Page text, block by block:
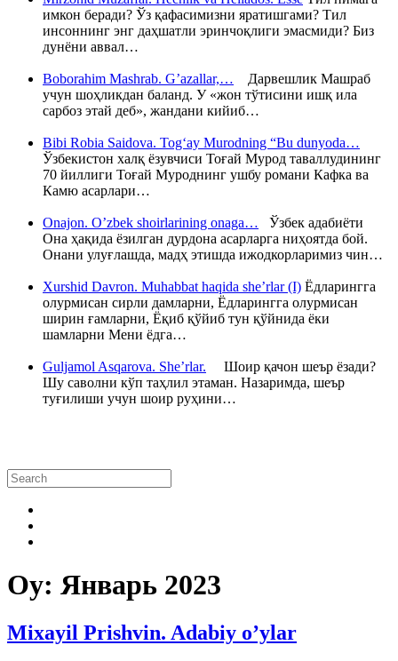
имкон беради? Ўз қафасимизни яратишгами? Тил
инсоннинг энг даҳшатли эринчоқлиги эмасмиди? Биз
дунёни аввал…
Boborahim Mashrab. G’azallar,… Дарвешлик Машраб
учун шоҳликдан баланд. У «жон тўтисини ишқ ила
сарбоз этай деб», жандани кийиб…
Bibi Robia Saidova. Tog‘ay Murodning “Bu dunyoda…
Ўзбекистон халқ ёзувчиси Тоғай Мурод таваллудининг
70 йиллиги Тоғай Муроднинг ушбу романи Кафка ва
Камю асарлари…
Onajon. O’zbek shoirlarining onaga… Ўзбек адабиёти
Она ҳақида ёзилган дурдона асарларга ниҳоятда бой.
Онани улуғлашда, мадҳ этишда ижодкорларимиз чин…
Xurshid Davron. Muhabbat haqida she’rlar (I) Ёдларингга
олурмисан сирли дамларни, Ёдларингга олурмисан
ширин ғамларни, Ёқиб қўйиб тун қўйнида ёки
шамларни Мени ёдга…
Guljamol Asqarova. She’rlar. Шоир қачон шеър ёзади?
Шу саволни кўп таҳлил этаман. Назаримда, шеър
туғилиши учун шоир руҳини…
Oy: Январь 2023
Mixayil Prishvin. Adabiy o’ylar